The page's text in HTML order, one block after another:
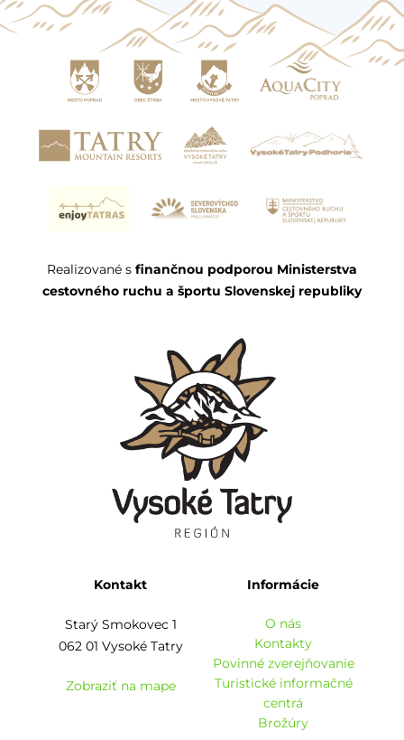
Realizované s finančnou podporou Ministerstva
cestovného ruchu a športu Slovenskej republiky
Kontakt
Starý Smokovec 1
062 01 Vysoké Tatry
Zobraziť na mape
Informácie
O nás
Kontakty
Povinné zverejňovanie
Turistické informačné
centrá
Brožúry